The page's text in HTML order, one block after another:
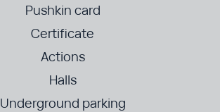
Pushkin card
Certificate
Actions
Halls
Underground parking